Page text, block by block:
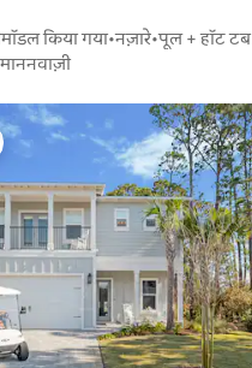
किया गया•नज़ारे•पूल + हॉट टब